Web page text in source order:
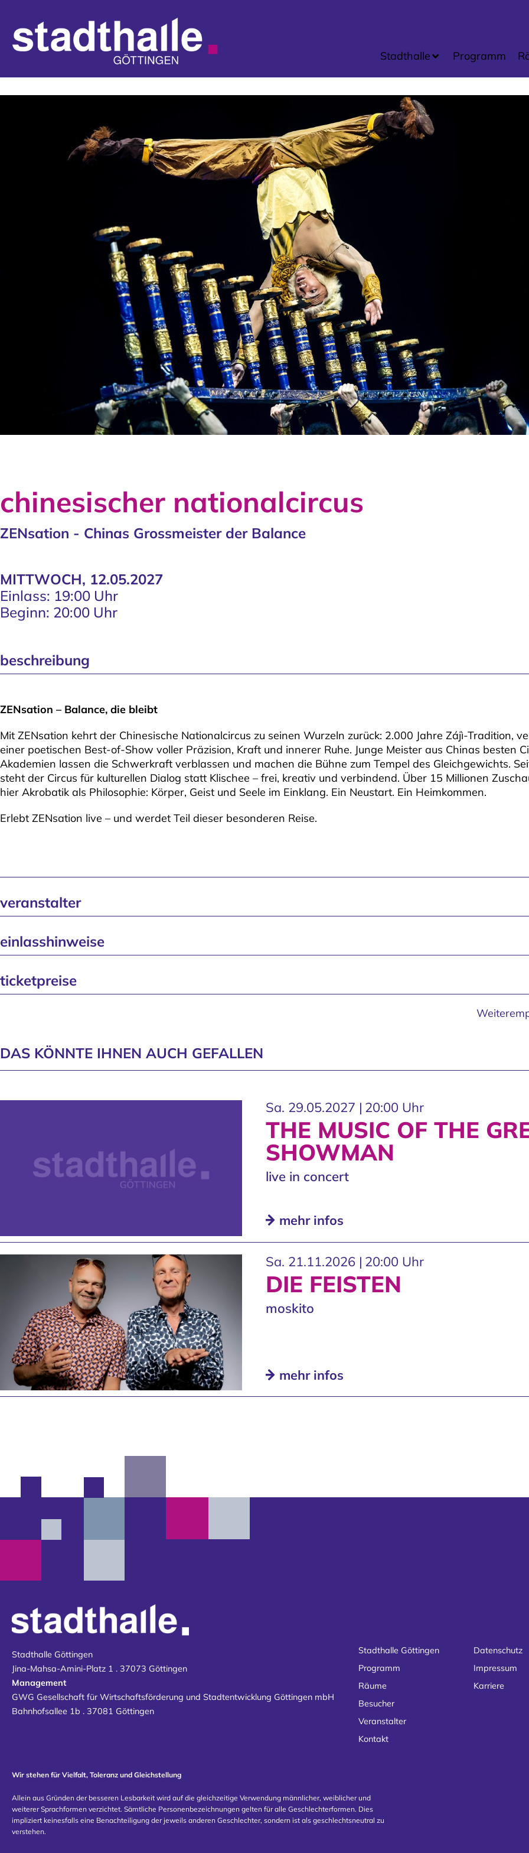
Stadthalle Programm
chinesischer nationalcircus
ZENsation - Chinas Grossmeister der Balance
MITTWOCH, 12.05.2027
Einlass: 19:00 Uhr
Beginn: 20:00 Uhr
beschreibung
ZENsation – Balance, die bleibt
Mit ZENsation kehrt der Chinesische Nationalcircus zu seinen Wurzeln zurück: 2.000 Jahre Zájì-Tradition,
einer poetischen Best-of-Show voller Präzision, Kraft und innerer Ruhe. Junge Meister aus Chinas besten
Akademien lassen die Schwerkraft verblassen und machen die Bühne zum Tempel des Gleichgewichts.
steht der Circus für kulturellen Dialog statt Klischee – frei, kreativ und verbindend. Über 15 Millionen
hier Akrobatik als Philosophie: Körper, Geist und Seele im Einklang. Ein Neustart. Ein Heimkommen.
Erlebt ZENsation live – und werdet Teil dieser besonderen Reise.
veranstalter
einlasshinweise
ticketpreise
DAS KÖNNTE IHNEN AUCH GEFALLEN
Sa. 29.05.2027 | 20:00 Uhr
THE MUSIC OF THE
SHOWMAN
live in concert
mehr infos
Sa. 21.11.2026 | 20:00 Uhr
DIE FEISTEN
moskito
mehr infos
Stadthalle Göttingen
Jina-Mahsa-Amini-Platz 1 . 37073 Göttingen
Management
GWG Gesellschaft für Wirtschaftsförderung und Stadtentwicklung Göttingen mbH
Bahnhofsallee 1b . 37081 Göttingen
Stadthalle Göttingen
Programm
Räume
Besucher
Veranstalter
Kontakt
Datenschutz
Impressum
Karriere
Wir stehen für Vielfalt, Toleranz und Gleichstellung
Allein aus Gründen der besseren Lesbarkeit wird auf die gleichzeitige Verwendung männlicher, weiblicher und
weiterer Sprachformen verzichtet. Sämtliche Personenbezeichnungen gelten für alle Geschlechterformen. Dies
impliziert keinesfalls eine Benachteiligung der jeweils anderen Geschlechter, sondern ist als geschlechtsneutral zu
verstehen.